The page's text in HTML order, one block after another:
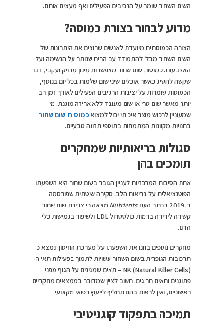
השום השחור שומר על הרכיבים הפעילים ואף מעצים אותם.
מדוע לבחור בצורת כמוסה?
הצורה הכמוסתית מיועדת לאנשים שרוצים את היתרונות של
השום השחור מבלי להתמודד עם הריח שנותר על הנשימה ועל
האצבעות. כמוסות שום שחור מאפשרות מינון מדויק ועקבי, דבר
שקשה להשיג כאשר אוכלים שיני שום שלמות בכל יום.בנוסף,
הכמוסות שומרות על יציבות הרכיבים הפעילים לאורך זמן רב
יותר מאשר שום טרי או שום מעובד ללא אריזה מוגנת. מי
שמעוניין לרכוש מוצר איכותי יכול למצוא כמוסות שום שחור
בחנויות מקוונות המתמחות בתוספי תזונה טבעיים.
סגולות בריאותיות שמחקרים
תומכים בהן
אחת הסיבות המרכזיות לעניין הגובר בשום שחור היא השפעתו
הפוטנציאלית על בריאות הלב. סקירה שיטתית שפורסמה
ב-2019 בכתב העת
Nutrients מצאה כי צריכת שום שחור
קשורה לירידה ברמות כולסטרול LDL ולשיפור בגמישות כלי
הדם.
מחקרים נוספים בחנו את השפעתו על מערכת החיסון. נמצא כי
תרכובות הגופרית בשום השחור עשויות לתמוך בפעילות תאי ה-
NK (Natural Killer Cells) – תאים שמגינים על הגוף מפני
פתוגנים ותאים חריגים. חשוב לציין שמדובר בממצאים מחקריים
ראשוניים, ואין לראות בהם תחליף לייעוץ רפואי מקצועי.
תמיכה בתפקוד קוגניטיבי